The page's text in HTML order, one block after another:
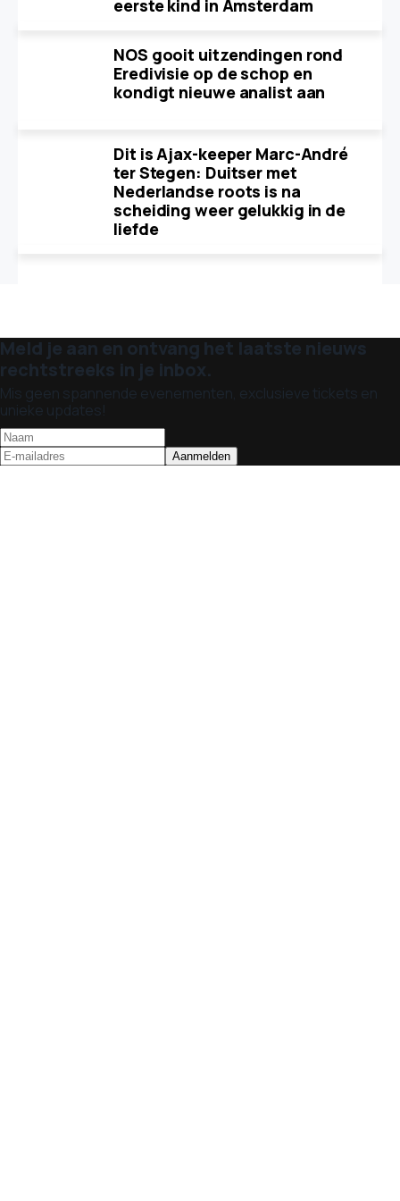
eerste kind in Amsterdam
NOS gooit uitzendingen rond
Eredivisie op de schop en
kondigt nieuwe analist aan
Dit is Ajax-keeper Marc-André
ter Stegen: Duitser met
Nederlandse roots is na
scheiding weer gelukkig in de
liefde
Meld je aan en ontvang het laatste nieuws
rechtstreeks in je inbox.
Mis geen spannende evenementen, exclusieve tickets en
unieke updates!